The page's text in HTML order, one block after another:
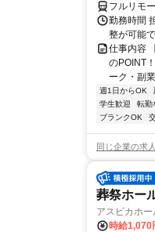
フルリモ
勤務時間
整が可能で
仕事内容
のPOINT
ーク・副
週1日からOK
学生歓迎
転勤
ブランクOK
同じ企業の求人
葬祭ホー
アスピカホ
時給1,070